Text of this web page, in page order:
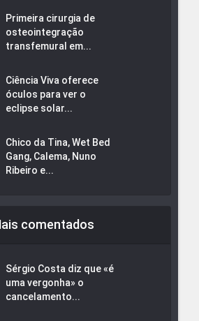
Primeira cirurgia de
osteointegração
transfemural em...
Ciência Viva oferece
óculos para ver o
eclipse solar...
Chico da Tina, Wet Bed
Gang, Calema, Nuno
Ribeiro e...
comentados
Sérgio Costa diz que «é
uma vergonha» o
cancelamento...